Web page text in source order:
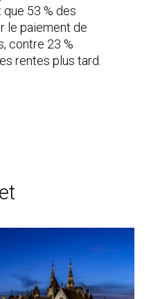
53 % des
le paiement de
contre 23 %
rentes plus tard.